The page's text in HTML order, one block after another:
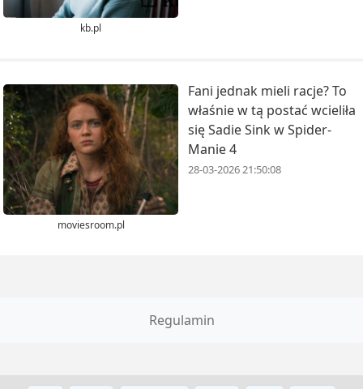
kb.pl
moviesroom.pl
Fani jednak mieli racje? To
właśnie w tą postać wcieliła
się Sadie Sink w Spider-
Manie 4
28-03-2026 21:50:08
Regulamin